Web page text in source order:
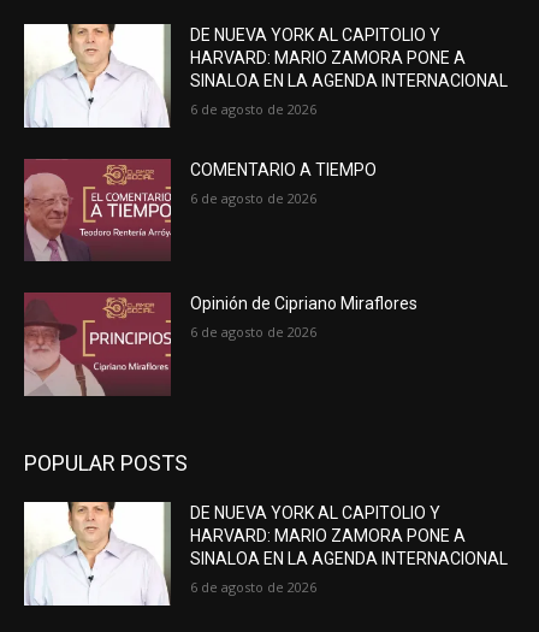
DE NUEVA YORK AL CAPITOLIO Y
HARVARD: MARIO ZAMORA PONE A
SINALOA EN LA AGENDA INTERNACIONAL
6 de agosto de 2026
COMENTARIO A TIEMPO
6 de agosto de 2026
Opinión de Cipriano Miraflores
6 de agosto de 2026
POPULAR POSTS
DE NUEVA YORK AL CAPITOLIO Y
HARVARD: MARIO ZAMORA PONE A
SINALOA EN LA AGENDA INTERNACIONAL
6 de agosto de 2026